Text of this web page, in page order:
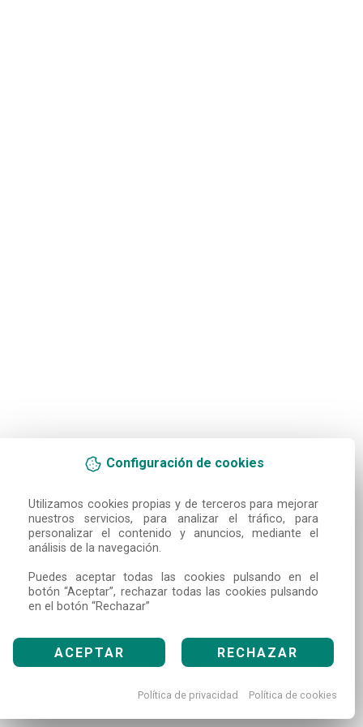
Configuración de cookies
Utilizamos cookies propias y de terceros para mejorar
nuestros servicios, para analizar el tráfico, para
personalizar el contenido y anuncios, mediante el
análisis de la navegación.
Puedes aceptar todas las cookies pulsando en el
botón “Aceptar”, rechazar todas las cookies pulsando
en el botón “Rechazar”
ACEPTAR RECHAZAR
Política de privacidad Política de cookies